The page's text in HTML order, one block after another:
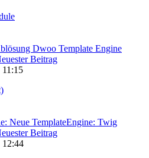
Dwoo Template Engine
Beitrag
Neue TemplateEngine: Twig
Beitrag